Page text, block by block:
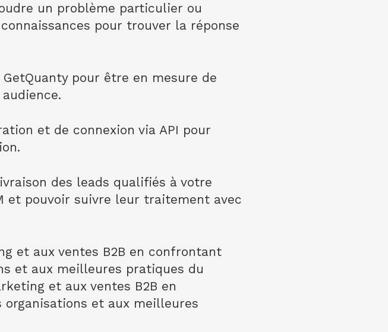
un problème particulier ou
pour trouver la réponse
pour être en mesure de
et de connexion via API pour
des leads qualifiés à votre
et pouvoir suivre leur traitement avec
et aux ventes B2B en confrontant
et aux meilleures pratiques du
et aux ventes B2B en
et aux meilleures